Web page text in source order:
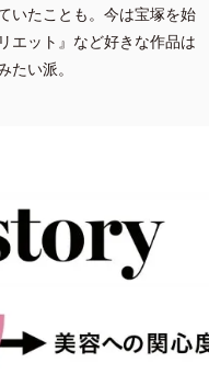
いたことも。今は宝塚を始
エット』など好きな作品は
い派。